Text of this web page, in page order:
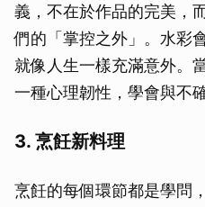
義，不在於作品的完美，
們的「掌控之外」。水彩
就像人生一樣充滿意外。
一種心理韌性，學會與不
3. 烹飪新料理
烹飪的每個環節都是學問